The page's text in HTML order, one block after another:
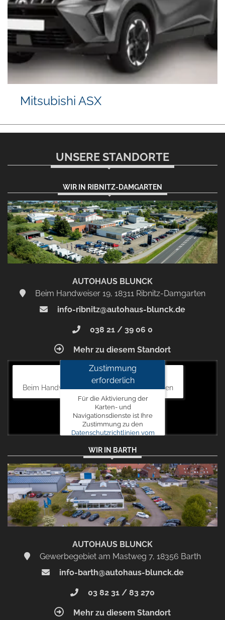
Mitsubishi ASX
UNSERE STANDORTE
WIR IN RIBNITZ-DAMGARTEN
AUTOHAUS BLUNCK
Beim Handweiser 19, 18311 Ribnitz-Damgarten
info-ribnitz@autohaus-blunck.de
038 21 / 39 06 0
Mehr zu diesem Standort
Autohaus Blunck
Beim Handweiser 19, 18311 Ribnitz-Damgarten
Zustimmung
erforderlich
Für die Aktivierung der
Karten- und
Navigationsdienste ist Ihre
Zustimmung zu den
Datenschutzrichtlinien vom
erforderlich.
Zustimmen
und
aktivieren
WIR IN BARTH
AUTOHAUS BLUNCK
Gewerbegebiet am Mastweg 7, 18356 Barth
info-barth@autohaus-blunck.de
03 82 31 / 83 270
Mehr zu diesem Standort